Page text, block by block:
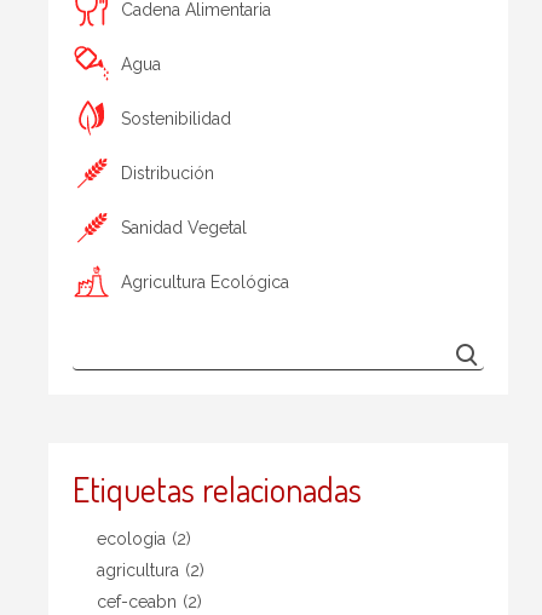
Cadena Alimentaria
Agua
Sostenibilidad
Distribución
Sanidad Vegetal
Agricultura Ecológica
Etiquetas relacionadas
ecologia (2)
agricultura (2)
cef-ceabn (2)